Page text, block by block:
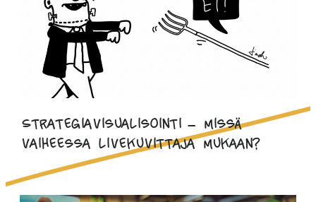
Strategiavisualisointi – missä
vaiheessa livekuvittaja mukaan?